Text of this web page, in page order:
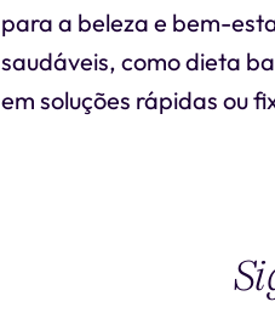
para a beleza e bem-
saudáveis, como dieta
em soluções rápidas ou